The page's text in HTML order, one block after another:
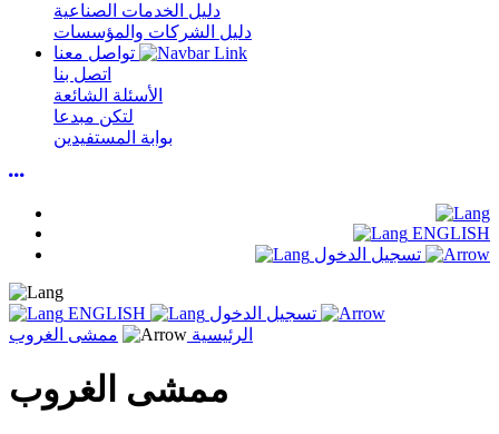
دليل الخدمات الصناعية
دليل الشركات والمؤسسات
اتصل بنا
الأسئلة الشائعة
لتكن مبدعا
بوابة المستفيدين
ENGLISH
تسجيل الدخول
ENGLISH
تسجيل الدخول
الرئيسية
ممشى الغروب
ممشى الغروب